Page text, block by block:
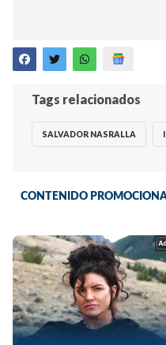
Tags relacionados
SALVADOR NASRALLA